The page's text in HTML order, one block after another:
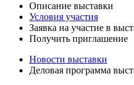
Описание выставки
Условия участия
Заявка на участие в
Получить приглашение
Новости выставки
Деловая программа